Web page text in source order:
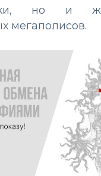
но и
мегаполисов.